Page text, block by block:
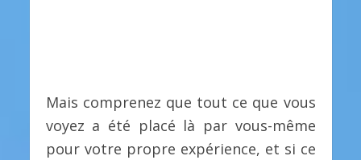
Mais comprenez que tout ce que vous
voyez a été placé là par vous-même
pour votre propre expérience, et si ce